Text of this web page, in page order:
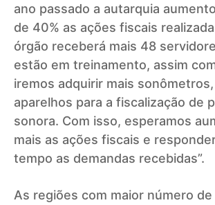
ano passado a autarquia
de 40% as ações fiscais
órgão receberá mais 48
estão em treinamento, assim
iremos adquirir mais
aparelhos para a fiscalização de
sonora. Com isso, esperamos
mais as ações fiscais e
tempo as demandas recebidas”.
As regiões com maior número